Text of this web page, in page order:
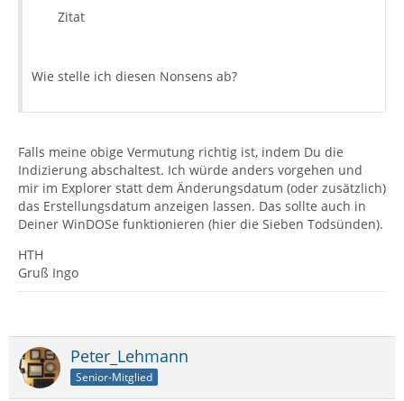
Zitat
Wie stelle ich diesen Nonsens ab?
Falls meine obige Vermutung richtig ist, indem Du die
Indizierung abschaltest. Ich würde anders vorgehen und
mir im Explorer statt dem Änderungsdatum (oder zusätzlich)
das Erstellungsdatum anzeigen lassen. Das sollte auch in
Deiner WinDOSe funktionieren (hier die Sieben Todsünden).
HTH
Gruß Ingo
Peter_Lehmann
Senior-Mitglied